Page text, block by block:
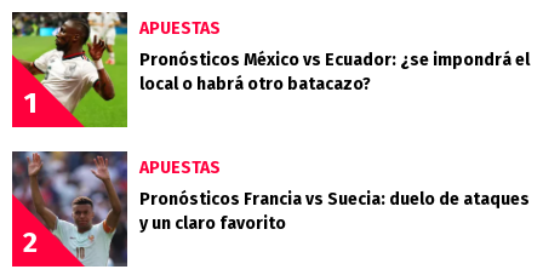
1
APUESTAS
Pronósticos México vs Ecuador: ¿se impondrá el
local o habrá otro batacazo?
2
APUESTAS
Pronósticos Francia vs Suecia: duelo de ataques
y un claro favorito